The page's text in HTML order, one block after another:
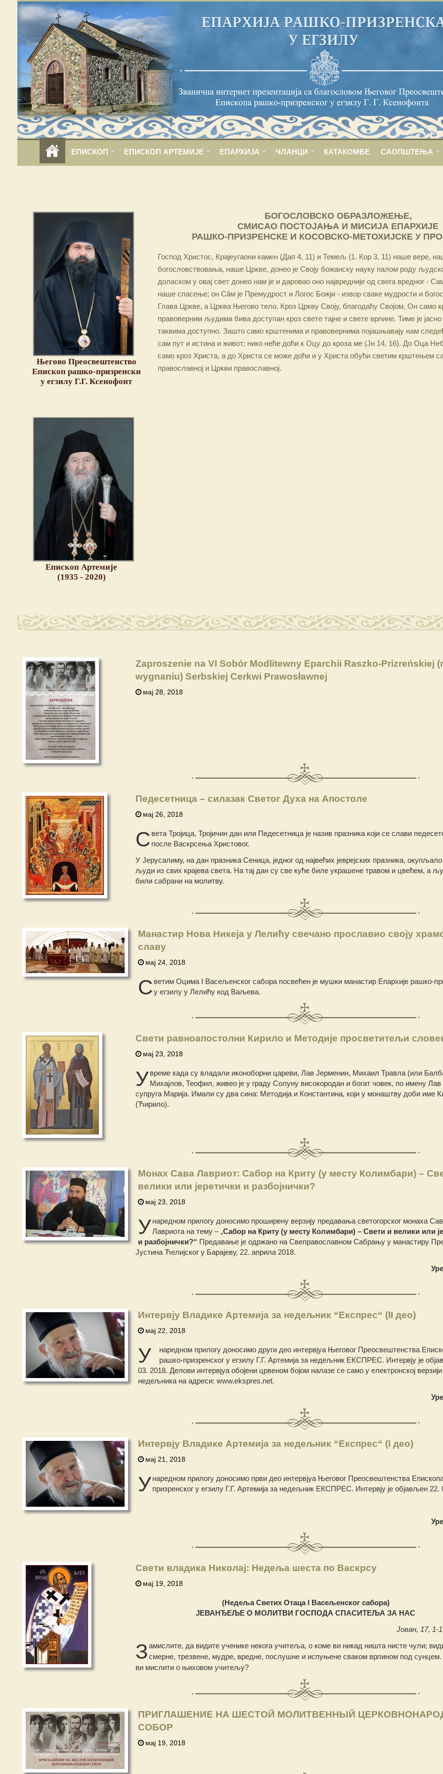
ЕПИСКОП ЕПИСКОП АРТЕМИЈЕ ЕПАРХИЈА ЧЛАНЦИ КАТАКОМБЕ САОПШТЕЊА
Његово Преосвештенство
Епископ рашко-призренски
у егзилу Г.Г. Ксенофонт
БОГОСЛОВСКО ОБРАЗЛОЖЕЊЕ,
СМИСАО ПОСТОЈАЊА И МИСИЈА ЕПАРХИЈЕ
РАШКО-ПРИЗРЕНСКЕ И КОСОВСКО-МЕТОХИЈСКЕ У
Господ Христос, Крајеугаони камен (Дап 4, 11) и Темељ (1. Кор 3, 11) наше вере,
богословствовања, наше Цркве, донео је Своју божанску науку палом роду
доласком у овај свет донео нам је и даровао оно највредније од свега вредног -
наше спасење; он Сâм је Премудрост и Логос Божји - извор сваке мудрости и
Глава Цркве, а Црква Његово тело. Кроз Цркву Своју, благодаћу Својом, Он само
правоверним људима бива доступан кроз свете тајне и свете врлине. Тиме је
таквима доступно. Зашто само крштенима и правовернима појашњавају нам
сам пут и истина и живот; нико неће доћи к Оцу до кроза ме (Јн 14, 16). До Оца
само кроз Христа, а до Христа се може доћи и у Христа обући светим крштењем
православној и Цркви православној.
Епископ Артемије
(1935 - 2020)
Zaproszenie na VI Sobór Modlitewny Eparchii Raszko-Prizreńskiej
wygnaniu) Serbskiej Cerkwi Prawosławnej
мај 28, 2018
Педесетница – силазак Светог Духа на Апостоле
мај 26, 2018
С вета Тројица, Тројичин дан или Педесетница је назив празника који се слави
после Васкрсења Христовог.
У Јерусалиму, на дан празника Сеница, једног од највећих јеврејских празника,
људи из свих крајева света. На тај дан су све куће биле украшене травом и цвећем, а
били сабрани на молитву.
Манастир Нова Никеја у Лелићу свечано прославио своју
славу
мај 24, 2018
С ветим Оцима I Васељенског сабора посвећен је мушки манастир Епархије рашко-
у егзилу у Лелићу код Ваљевa.
Свети равноапостолни Кирило и Методије просветитељи
мај 23, 2018
Увреме када су владали иконоборни цареви, Лав Јерменин, Михаил Травла (или
Михајлов, Теофил, живео је у граду Солуну високородан и богат човек, по имену
супруга Марија. Имали су два сина: Методија и Константина, који у монаштву доби име
(Ћирило).
Монах Сава Лавриот: Сабор на Криту (у месту Колимбари) –
велики или јеретички и разбојнички?
мај 23, 2018
У наредном прилогу доносимо проширену верзију предавања светогорског монаха
Лавриота на тему – „Сабор на Криту (у месту Колимбари) – Свети и велики или
и разбојнички?“ Предавање је одржано на Свеправославном Сабрању у манастиру
Јустина Ћелијског у Барајеву, 22. априла 2018.
Интервју Владике Артемија за недељник “Експрес“ (II део)
мај 22, 2018
У
наредном прилогу доносимо други део интервјуа Његовог Преосвештенства
рашко-призренског у егзилу Г.Г. Артемија за недељник ЕКСПРЕС. Интервју је
03. 2018. Делови интервјуа обојени црвеном бојом налазе се само у електронској верзији
недељника на адреси: www.ekspres.net.
Интервју Владике Артемија за недељник “Експрес“ (I део)
мај 21, 2018
У наредном прилогу доносимо први део интервјуа Његовог Преосвештенства
призренског у егзилу Г.Г. Артемија за недељник ЕКСПРЕС. Интервју је објављен 22.
Свети владика Николај: Недеља шеста по Васкрсу
мај 19, 2018
(Недeља Светих Отаца I Васељенског сабора)
ЈЕВАНЂЕЉЕ О МОЛИТВИ ГОСПОДА СПАСИТЕЉА ЗА НАС
Јован, 17, 1-
Замислите, да видите ученике некога учитеља, о коме ви никад ништа нисте чули;
смерне, трезвене, мудре, вредне, послушне и испуњене сваком врлином под
ви мислити о њиховом учитељу?
ПРИГЛАШЕНИЕ НА ШЕСТОЙ МОЛИТВЕННЫЙ
СОБОР
мај 19, 2018